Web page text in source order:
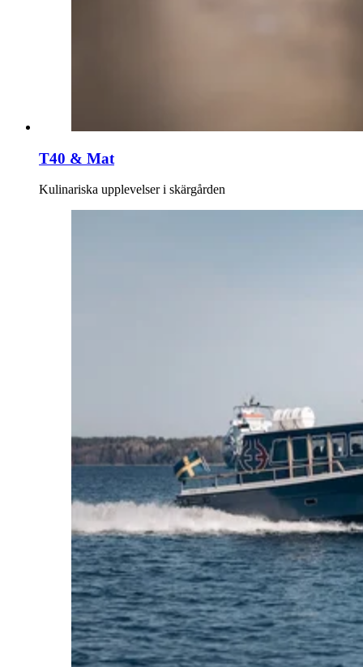
T40 & Mat
Kulinariska upplevelser i skärgården